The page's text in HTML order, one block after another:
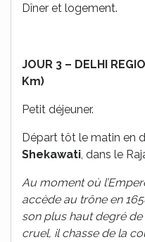
Dîner et logement.
JOUR 3 – DELHI
Km)
Petit déjeuner.
Départ tôt le matin en
Shekawati, dans le
Au moment où
accède au trône en
son plus haut degré
cruel, il chasse de la